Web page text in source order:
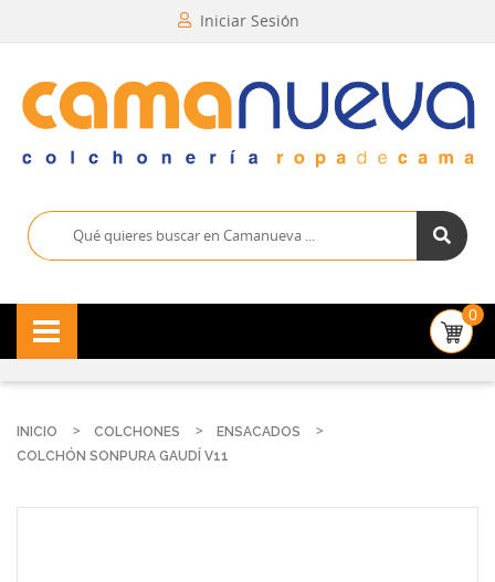
Iniciar Sesión
0
INICIO COLCHONES
ENSACADOS
COLCHÓN SONPURA GAUDÍ V11